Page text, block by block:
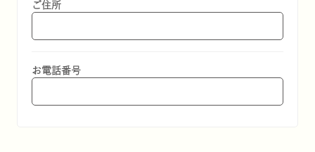
ご住所
お電話番号